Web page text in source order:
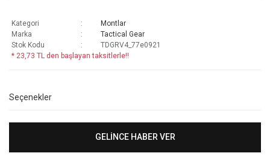
Kategori
Montlar
Marka
Tactical Gear
Stok Kodu
TDGRV4_77e0921
* 23,73 TL den başlayan taksitlerle!!
Seçenekler
GELİNCE HABER VER